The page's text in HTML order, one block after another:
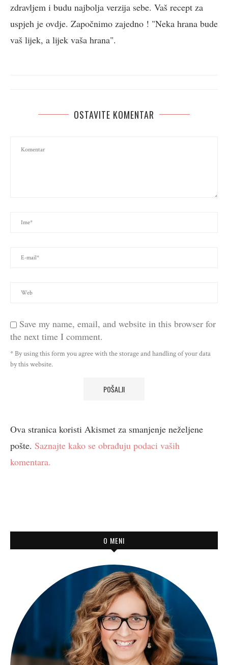
zdravljem i budu najbolja verzija sebe. Vaš recept za
uspjeh je ovdje. Započnimo zajedno ! "Neka hrana bude
vaš lijek, a lijek vaša hrana".
OSTAVITE KOMENTAR
Save my name, email, and website in this browser for
the next time I comment.
* By using this form you agree with the storage and handling of your data
by this website.
Ova stranica koristi Akismet za smanjenje neželjene
pošte. Saznajte kako se obrađuju podaci vaših
komentara.
O MENI